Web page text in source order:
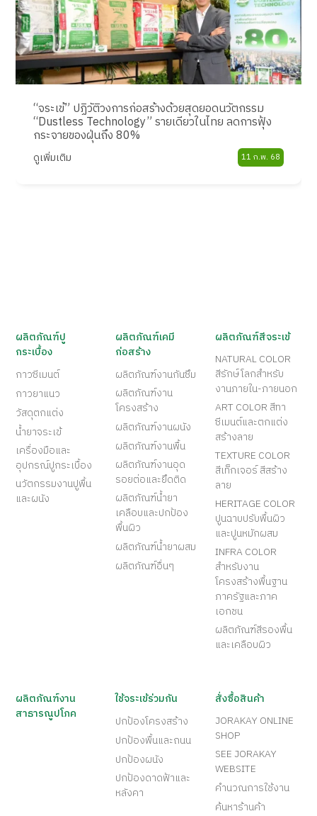
“จระเข้” ปฏิวัติวงการก่อสร้างด้วยสุดยอดนวัตกรรม
“Dustless Technology” รายเดียวในไทย ลดการฟุ้ง
กระจายของฝุ่นถึง 80%
ดูเพิ่มเติม 11 ก.พ. 68
ผลิตภัณฑ์ปู
กระเบื้อง
กาวซีเมนต์
กาวยาแนว
วัสดุตกแต่ง
น้ำยาจระเข้
เครื่องมือและ
อุปกรณ์ปูกระเบื้อง
นวัตกรรมงานปูพื้น
และผนัง
ผลิตภัณฑ์เคมี
ก่อสร้าง
ผลิตภัณฑ์งานกันซึม
ผลิตภัณฑ์งาน
โครงสร้าง
ผลิตภัณฑ์งานผนัง
ผลิตภัณฑ์งานพื้น
ผลิตภัณฑ์งานอุด
รอยต่อและยึดติด
ผลิตภัณฑ์น้ำยา
เคลือบและปกป้อง
พื้นผิว
ผลิตภัณฑ์น้ำยาผสม
ผลิตภัณฑ์อื่นๆ
ผลิตภัณฑ์สีจระเข้
NATURAL COLOR
สีรักษ์โลกสำหรับ
งานภายใน-ภายนอก
ART COLOR สีทา
ซีเมนต์และตกแต่ง
สร้างลาย
TEXTURE COLOR
สีเท็กเจอร์ สีสร้าง
ลาย
HERITAGE COLOR
ปูนฉาบปรับพื้นผิว
และปูนหมักผสม
INFRA COLOR
สำหรับงาน
โครงสร้างพื้นฐาน
ภาครัฐและภาค
เอกชน
ผลิตภัณฑ์สีรองพื้น
และเคลือบผิว
ผลิตภัณฑ์งาน
สาธารณูปโภค
ใช้จระเข้ร่วมกัน
ปกป้องโครงสร้าง
ปกป้องพื้นและถนน
ปกป้องผนัง
ปกป้องดาดฟ้าและ
หลังคา
สั่งซื้อสินค้า
JORAKAY ONLINE
SHOP
SEE JORAKAY
WEBSITE
คำนวณการใช้งาน
ค้นหาร้านค้า